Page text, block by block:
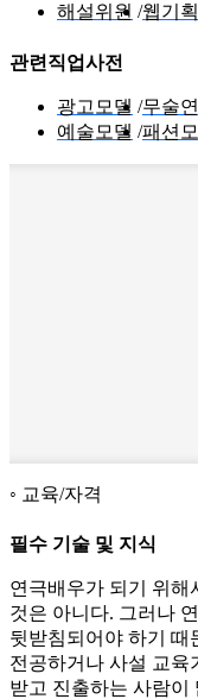
해설위원
웹기
관련직업사전
광고모델 무술
예술모델 패션
교육/자격
필수 기술 및 지식
연극배우가 되기 위해
것은 아니다. 그러나
뒷받침되어야 하기 때
전공하거나 사설 교육
받고 진출하는 사람이